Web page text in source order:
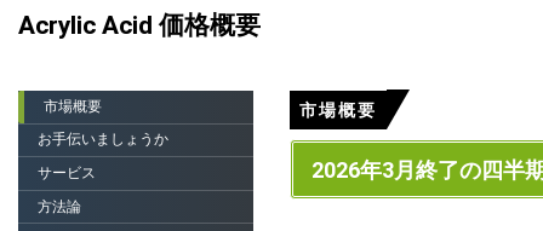
Acrylic Acid 価格概要
市場概要
お手伝いましょうか
サービス
方法論
市場概要
2026年3月終了の四半